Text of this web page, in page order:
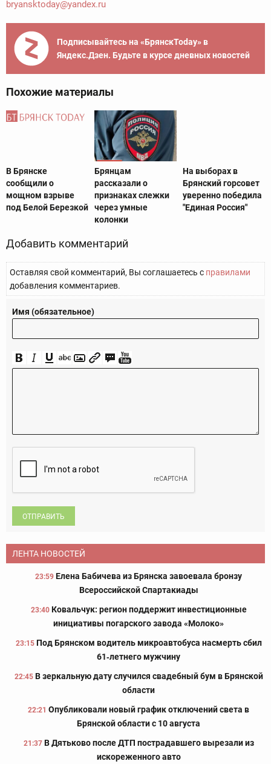
bryansktoday@yandex.ru
Подписывайтесь на «БрянскToday» в
Яндекс.Дзен. Будьте в курсе дневных новостей
Похожие материалы
В Брянске
сообщили о
мощном взрыве
под Белой Березкой
Брянцам
рассказали о
признаках слежки
через умные
колонки
На выборах в
Брянский горсовет
уверенно победила
"Единая Россия"
Добавить комментарий
Оставляя свой комментарий, Вы соглашаетесь с правилами
добавления комментариев.
Имя (обязательное)
ОТПРАВИТЬ
ЛЕНТА НОВОСТЕЙ
23:59 Елена Бабичева из Брянска завоевала бронзу
Всероссийской Спартакиады
23:40 Ковальчук: регион поддержит инвестиционные
инициативы погарского завода «Молоко»
23:15 Под Брянском водитель микроавтобуса насмерть сбил
61‑летнего мужчину
22:45 В зеркальную дату случился свадебный бум в Брянской
области
22:21 Опубликовали новый график отключений света в
Брянской области с 10 августа
21:37 В Дятьково после ДТП пострадавшего вырезали из
искореженного авто